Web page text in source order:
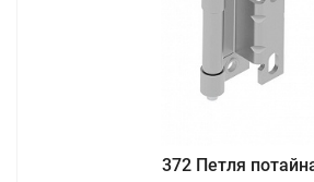
372 Петля